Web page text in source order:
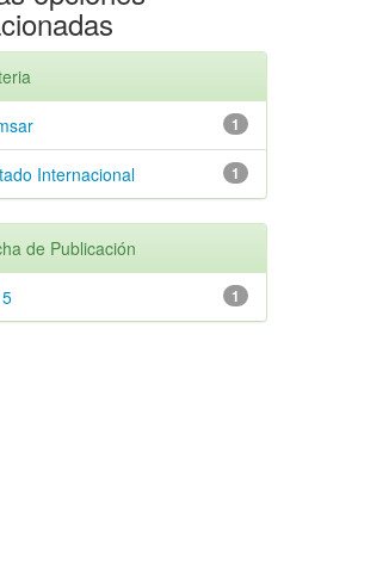
1
1
Internacional
de Publicación
1